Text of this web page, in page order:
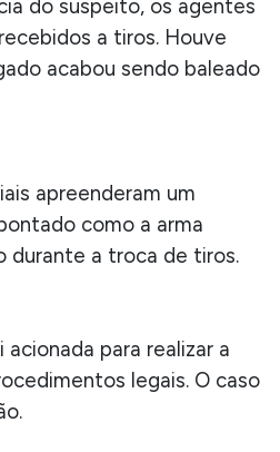
do suspeito, os agentes
a tiros. Houve
acabou sendo baleado
apreenderam um
como a arma
durante a troca de tiros.
para realizar a
legais. O caso